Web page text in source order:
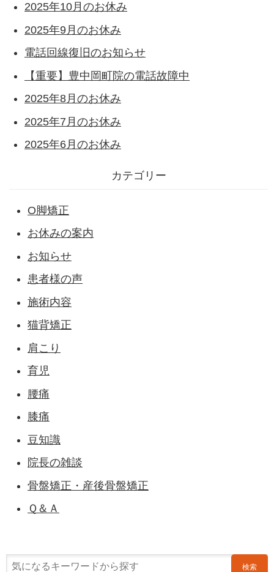
2025年10月のお休み
2025年9月のお休み
電話回線復旧のお知らせ
【重要】豊中岡町院の電話故障中
2025年8月のお休み
2025年7月のお休み
2025年6月のお休み
カテゴリー
O脚矯正
お休みの案内
お知らせ
患者様の声
施術内容
猫背矯正
肩こり
育児
腰痛
膝痛
豆知識
院長の雑談
骨盤矯正・産後骨盤矯正
Ｑ＆Ａ
検索